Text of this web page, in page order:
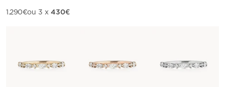
Precio de oferta
1.290€ou 3 x430€